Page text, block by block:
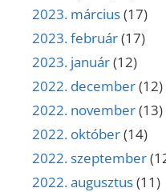
2023. március(17)
2023. február(17)
2023. január(12)
2022. december(12)
2022. november(13)
2022. október(14)
2022. szeptember
2022. augusztus(11)